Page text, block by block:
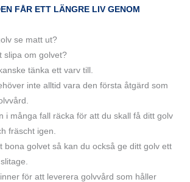
FÅR ETT LÄNGRE LIV GENOM
se matt ut?
slipa om golvet?
tänka ett varv till.
inte alltid vara den första åtgärd som
i många fall räcka för att du skall få ditt golv
fräscht igen.
bona golvet så kan du också ge ditt golv ett
för att leverera golvvård som håller